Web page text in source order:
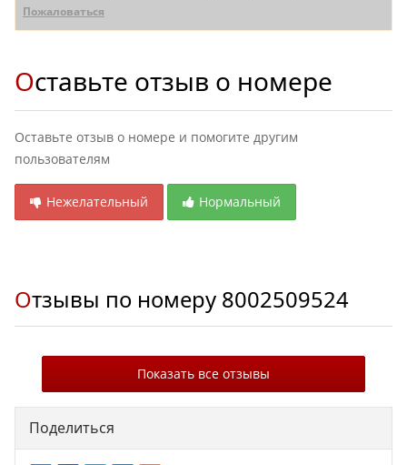
Пожаловаться
Оставьте отзыв о номере
Оставьте отзыв о номере и помогите другим
пользователям
Нежелательный Нормальный
Отзывы по номеру 8002509524
Показать все отзывы
Поделиться